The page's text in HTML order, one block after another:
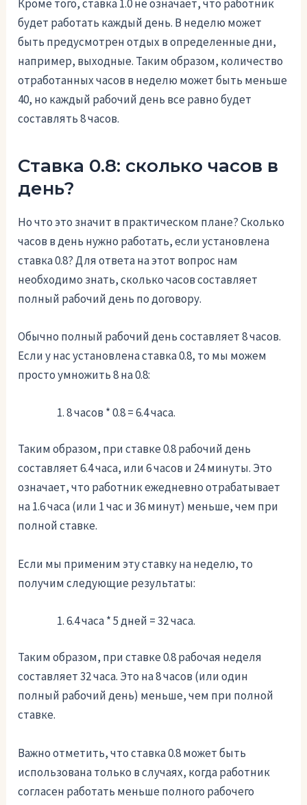
Кроме того, ставка 1.0 не означает, что работник
будет работать каждый день. В неделю может
быть предусмотрен отдых в определенные дни,
например, выходные. Таким образом, количество
отработанных часов в неделю может быть меньше
40, но каждый рабочий день все равно будет
составлять 8 часов.
Ставка 0.8: сколько часов в
день?
Но что это значит в практическом плане? Сколько
часов в день нужно работать, если установлена
ставка 0.8? Для ответа на этот вопрос нам
необходимо знать, сколько часов составляет
полный рабочий день по договору.
Обычно полный рабочий день составляет 8 часов.
Если у нас установлена ставка 0.8, то мы можем
просто умножить 8 на 0.8:
8 часов * 0.8 = 6.4 часа.
Таким образом, при ставке 0.8 рабочий день
составляет 6.4 часа, или 6 часов и 24 минуты. Это
означает, что работник ежедневно отрабатывает
на 1.6 часа (или 1 час и 36 минут) меньше, чем при
полной ставке.
Если мы применим эту ставку на неделю, то
получим следующие результаты:
6.4 часа * 5 дней = 32 часа.
Таким образом, при ставке 0.8 рабочая неделя
составляет 32 часа. Это на 8 часов (или один
полный рабочий день) меньше, чем при полной
ставке.
Важно отметить, что ставка 0.8 может быть
использована только в случаях, когда работник
согласен работать меньше полного рабочего